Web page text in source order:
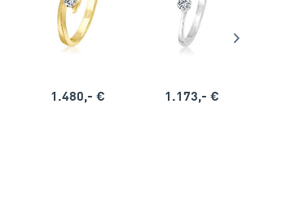
1.480,- € 1.173,- €